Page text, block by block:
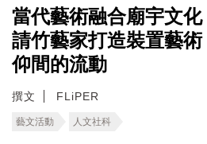
當代藝術融合廟宇文
請竹藝家打造裝置藝
仰間的流動
撰文 FLiPER
藝文活動 人文社科